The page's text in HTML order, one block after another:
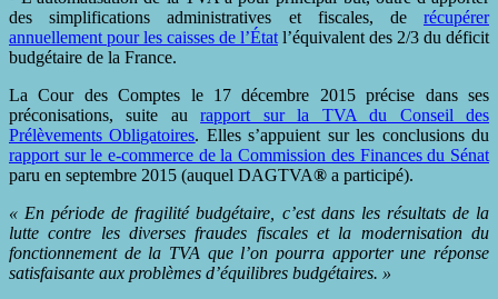
des simplifications administratives et fiscales, de récupérer
annuellement pour les caisses de l’État l’équivalent des 2/3 du déficit
budgétaire de la France.
La Cour des Comptes le 17 décembre 2015 précise dans ses
préconisations, suite aurapport sur la TVA du Conseil des
Prélèvements Obligatoires. Elles s’appuient sur les conclusions du
rapport sur le e-commerce de la Commission des Finances du Sénat
paru en septembre 2015 (auquel DAGTVA® a participé).
« En période de fragilité budgétaire, c’est dans les résultats de la
lutte contre les diverses fraudes fiscales et la modernisation du
fonctionnement de la TVA que l’on pourra apporter une réponse
satisfaisante aux problèmes d’équilibres budgétaires. »